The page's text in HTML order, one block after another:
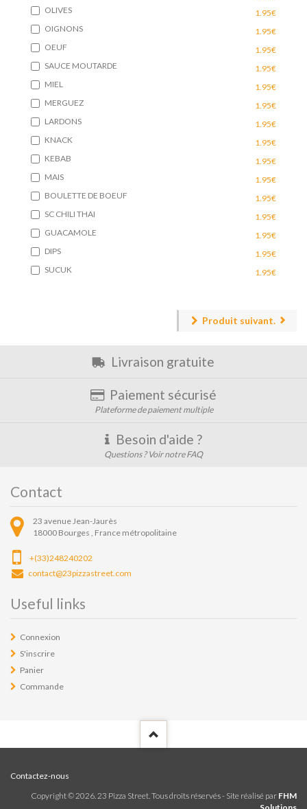
OLIVES
1.95€
OIGNONS
1.95€
OEUF
1.95€
SAUCE MOUTARDE
1.95€
MIEL
1.95€
MERGUEZ
1.95€
LARDONS
1.95€
KNACK
1.95€
KEBAB
1.95€
MAIS
1.95€
BOULETTE DE BOEUF
1.95€
SC CHILI THAI
1.95€
GUACAMOLE
1.95€
DIPS
1.95€
SUCUK
1.95€
Produit suivant.
Livraison gratuite
Paiement sécurisé
Plateforme de paiement multiple
Besoin d'aide ?
Questions ? Voir notre FAQ
Contact
23 avenue Jean-Jaurès
18000 Bourges , France métropolitaine
+(33)248240202
contact@23pizzastreet.com
Useful links
Connexion
S'inscrire
Panier
Commande
Contactez-nous
Copyright © 2026 . 23 Pizza Street. Tous droits réservés - Site réalisé par FHM